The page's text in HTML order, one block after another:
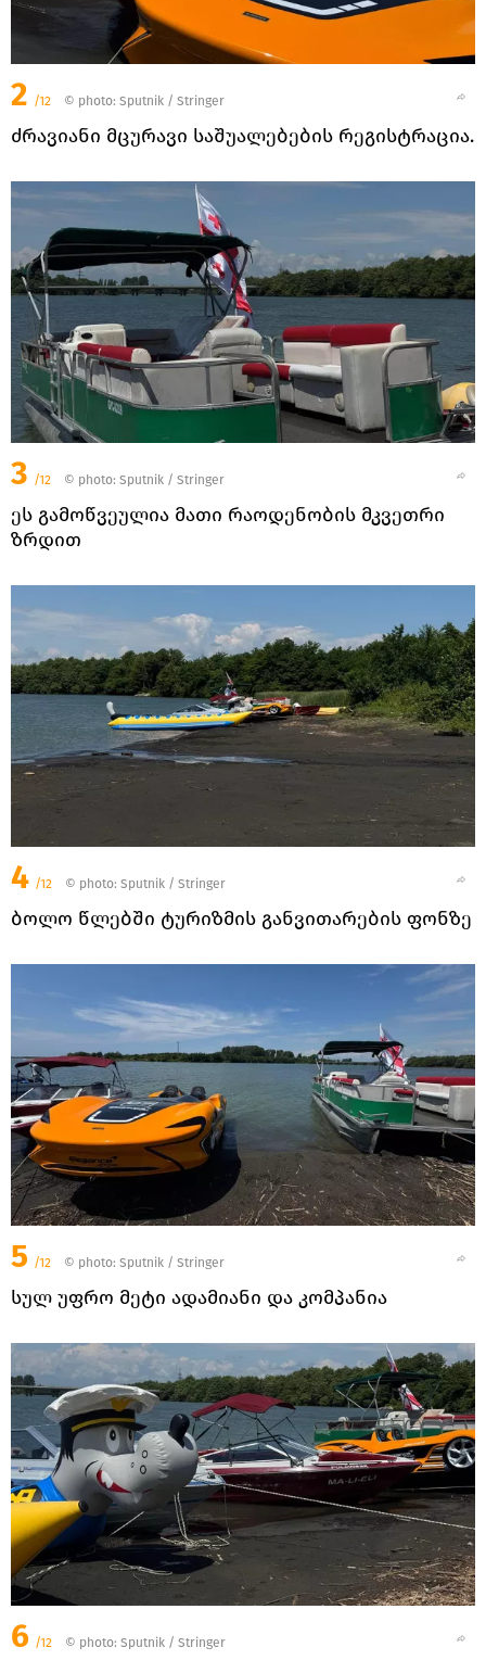
2 /12 © photo: Sputnik / Stringer
ძრავიანი მცურავი საშუალებების რეგისტრაცია.
3 /12 © photo: Sputnik / Stringer
ეს გამოწვეულია მათი რაოდენობის მკვეთრი
ზრდით
4 /12 © photo: Sputnik / Stringer
ბოლო წლებში ტურიზმის განვითარების ფონზე
5 /12 © photo: Sputnik / Stringer
სულ უფრო მეტი ადამიანი და კომპანია
6 /12 © photo: Sputnik / Stringer